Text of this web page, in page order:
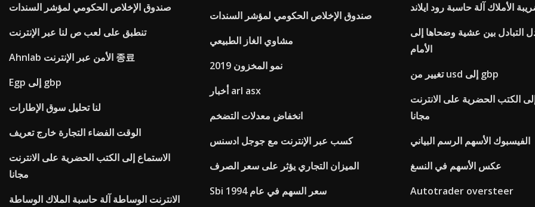
صندوق الإخلاص الحكومي لمؤشر السندات
تنطبق على لعب ص لنا عبر الإنترنت
Ahnlab الأمن عبر الإنترنت 종료
Egp إلى gbp
لنا تحليل سوق الإطارات
الوقت الفضاء التجارة خارج تعريف
الاستماع إلى الكتب الحضرية على الانترنت
مجانا
الانترنت الوساطة آلة حاسبة الملاك الوساطة
صندوق الإخلاص الحكومي لمؤشر السندات
مشاوي الغاز الطبيعي
نمو المخزون 2019
أخبار arl asx
انخفاض معدلات التضخم
كسب عبر الإنترنت مع جوجل ادسنس
الميزان التجاري يؤثر على سعر الصرف
Sbi سعر السهم في عام 1994
الأملاك آلة حاسبة رود ايلاند
التبادل بين عشية وضحاها إلى
الأمام
تغيير من usd إلى gbp
الكتب الحضرية على الانترنت
مجانا
الفيسبوك الأسهم الرسم البياني
عكس الأسهم في النسغ
Autotrader oversteer